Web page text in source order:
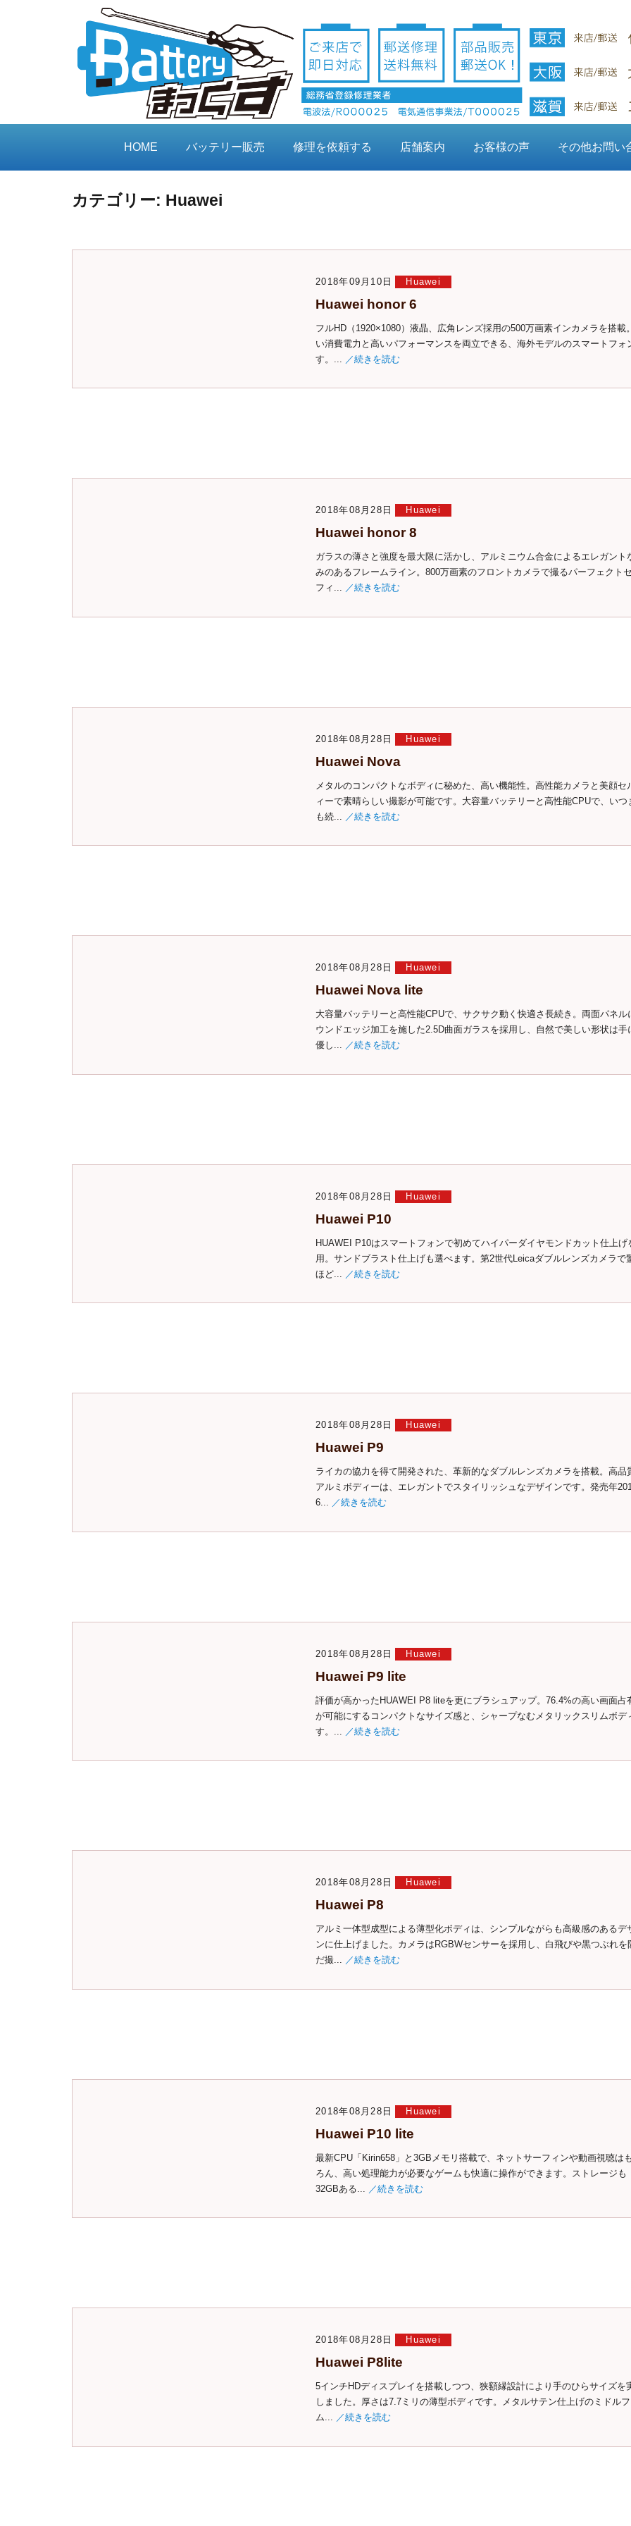
HOME バッテリー販売 修理を依頼する 店舗案内 お客様の声 その他お問い
カテゴリー: Huawei
2018年09月10日 Huawei
Huawei honor 6
フルHD（1920×1080）液晶、広角レンズ採用の500万画素インカメラを搭載
い消費電力と高いパフォーマンスを両立できる、海外モデルのスマートフォ
す。...
／続きを読む
2018年08月28日 Huawei
Huawei honor 8
ガラスの薄さと強度を最大限に活かし、アルミニウム合金によるエレガント
みのあるフレームライン。800万画素のフロントカメラで撮るパーフェクト
フィ... ／続きを読む
2018年08月28日 Huawei
Huawei Nova
メタルのコンパクトなボディに秘めた、高い機能性。高性能カメラと美顔セ
ィーで素晴らしい撮影が可能です。大容量バッテリーと高性能CPUで、いつ
も続...
／続きを読む
2018年08月28日 Huawei
Huawei Nova lite
大容量バッテリーと高性能CPUで、サクサク動く快適さ長続き。両面パネル
ウンドエッジ加工を施した2.5D曲面ガラスを採用し、自然で美しい形状は手
優し... ／続きを読む
2018年08月28日 Huawei
Huawei P10
HUAWEI P10はスマートフォンで初めてハイパーダイヤモンドカット仕上げ
用。サンドブラスト仕上げも選べます。第2世代Leicaダブルレンズカメラで
ほど...
／続きを読む
2018年08月28日 Huawei
Huawei P9
ライカの協力を得て開発された、革新的なダブルレンズカメラを搭載。高品
アルミボディーは、エレガントでスタイリッシュなデザインです。発売年
6... ／続きを読む
2018年08月28日 Huawei
Huawei P9 lite
評価が高かったHUAWEI P8 liteを更にブラシュアップ。76.4%の高い画面占
が可能にするコンパクトなサイズ感と、シャープなむメタリックスリムボデ
す。...
／続きを読む
2018年08月28日 Huawei
Huawei P8
アルミ一体型成型による薄型化ボディは、シンプルながらも高級感のあるデ
ンに仕上げました。カメラはRGBWセンサーを採用し、白飛びや黒つぶれを
だ撮... ／続きを読む
2018年08月28日 Huawei
Huawei P10 lite
最新CPU「Kirin658」と3GBメモリ搭載で、ネットサーフィンや動画視聴は
ろん、高い処理能力が必要なゲームも快適に操作ができます。ストレージも
32GBある...
／続きを読む
2018年08月28日 Huawei
Huawei P8lite
5インチHDディスプレイを搭載しつつ、狭額縁設計により手のひらサイズを
しました。厚さは7.7ミリの薄型ボディです。メタルサテン仕上げのミドル
ム... ／続きを読む